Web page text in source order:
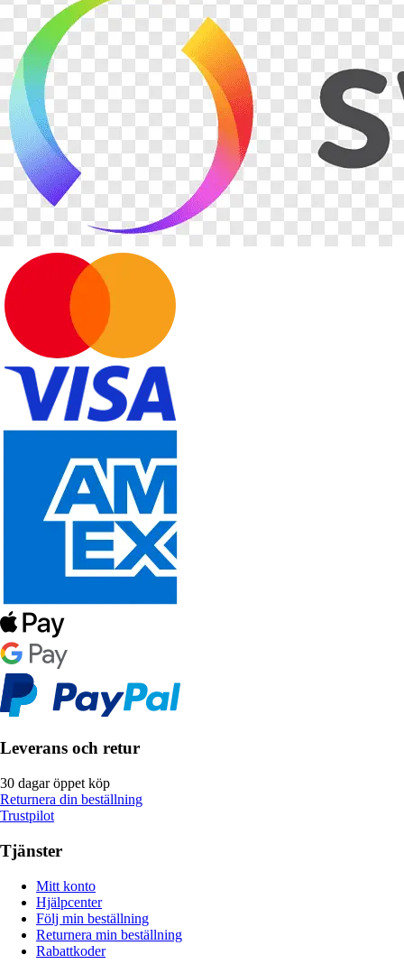
Leverans och retur
30 dagar öppet köp
Returnera din beställning
Trustpilot
Tjänster
Mitt konto
Hjälpcenter
Följ min beställning
Returnera min beställning
Rabattkoder